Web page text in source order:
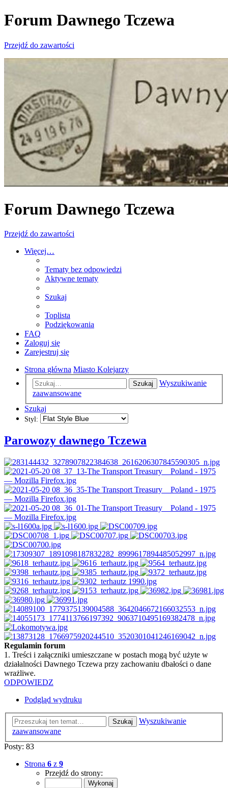
Forum Dawnego Tczewa
Przejdź do zawartości
Forum Dawnego Tczewa
Przejdź do zawartości
Więcej…
Tematy bez odpowiedzi
Aktywne tematy
Szukaj
Toplista
Podziękowania
FAQ
Zaloguj się
Zarejestruj się
Strona główna Miasto Kolejarzy
Szukaj
Wyszukiwanie
zaawansowane
Szukaj
Styl:
Parowozy dawnego Tczewa
Regulamin forum
1. Treści i załączniki umieszczane w postach mogą być użyte w
działalności Dawnego Tczewa przy zachowaniu dbałości o dane
wrażliwe.
ODPOWIEDZ
Podgląd wydruku
Szukaj
Wyszukiwanie
zaawansowane
Posty: 83
Strona 6 z 9
Przejdź do strony: